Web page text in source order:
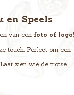
en Speels
van een foto of logo!
touch. Perfect om een
zien wie de trotse